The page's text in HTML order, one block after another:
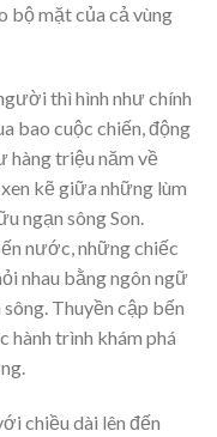
bộ mặt của cả vùng
thì hình như chính
bao cuộc chiến, động
hàng triệu năm về
kẽ giữa những lùm
ngạn sông Son.
nước, những chiếc
nhau bằng ngôn ngữ
Thuyền cập bến
hành trình khám phá
chiều dài lên đến